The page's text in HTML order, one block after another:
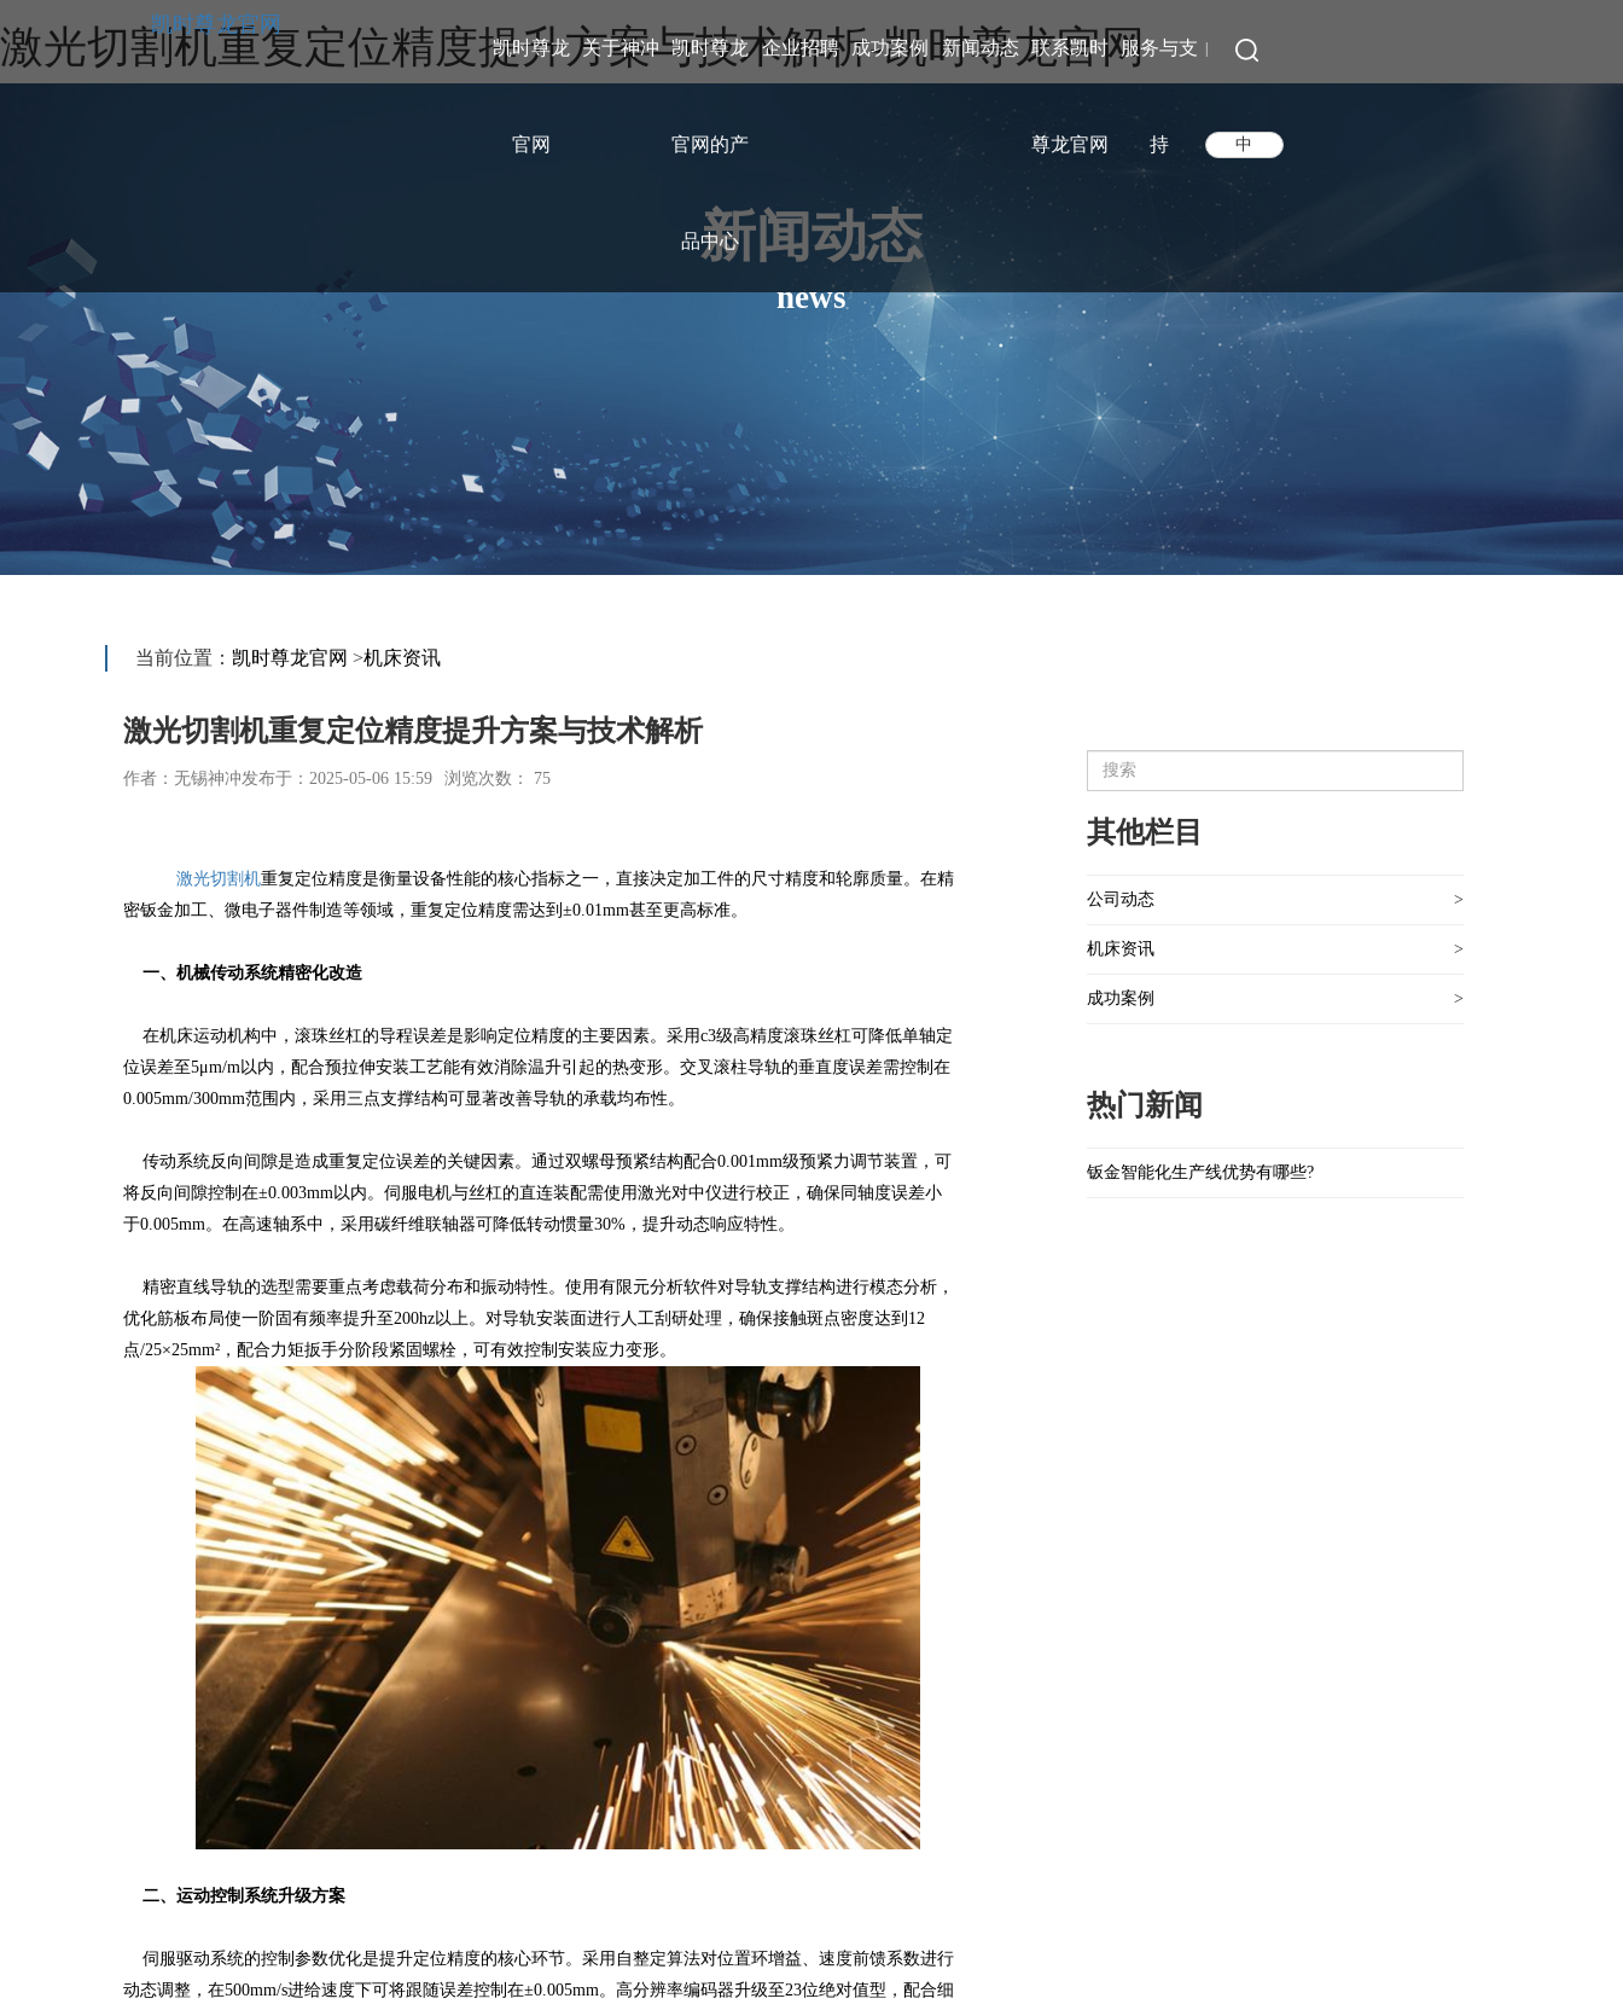
激光切割机重复定位精度提升方案与技术解析-凯时尊龙官网
新闻动态
news
凯时尊龙官网
凯时尊龙
官网
关于神冲 凯时尊龙
官网的产
品中心
企业招聘 成功案例 新闻动态 联系凯时
尊龙官网
服务与支
持 中
当前位置：凯时尊龙官网 >机床资讯
激光切割机重复定位精度提升方案与技术解析
作者：无锡神冲发布于：2025-05-06 15:59 浏览次数： 75
激光切割机重复定位精度是衡量设备性能的核心指标之一，直接决定加工件的尺寸精度和轮廓质量。在精
密钣金加工、微电子器件制造等领域，重复定位精度需达到±0.01mm甚至更高标准。
一、机械传动系统精密化改造
在机床运动机构中，滚珠丝杠的导程误差是影响定位精度的主要因素。采用c3级高精度滚珠丝杠可降低单轴定
位误差至5μm/m以内，配合预拉伸安装工艺能有效消除温升引起的热变形。交叉滚柱导轨的垂直度误差需控制在
0.005mm/300mm范围内，采用三点支撑结构可显著改善导轨的承载均布性。
传动系统反向间隙是造成重复定位误差的关键因素。通过双螺母预紧结构配合0.001mm级预紧力调节装置，可
将反向间隙控制在±0.003mm以内。伺服电机与丝杠的直连装配需使用激光对中仪进行校正，确保同轴度误差小
于0.005mm。在高速轴系中，采用碳纤维联轴器可降低转动惯量30%，提升动态响应特性。
精密直线导轨的选型需要重点考虑载荷分布和振动特性。使用有限元分析软件对导轨支撑结构进行模态分析，
优化筋板布局使一阶固有频率提升至200hz以上。对导轨安装面进行人工刮研处理，确保接触斑点密度达到12
点/25×25mm²，配合力矩扳手分阶段紧固螺栓，可有效控制安装应力变形。
二、运动控制系统升级方案
伺服驱动系统的控制参数优化是提升定位精度的核心环节。采用自整定算法对位置环增益、速度前馈系数进行
动态调整，在500mm/s进给速度下可将跟随误差控制在±0.005mm。高分辨率编码器升级至23位绝对值型，配合细
其他栏目
公司动态 >
机床资讯 >
成功案例 >
热门新闻
钣金智能化生产线优势有哪些?